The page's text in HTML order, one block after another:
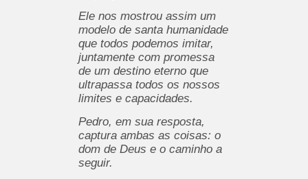
Ele nos mostrou assim um
modelo de santa humanidade
que todos podemos imitar,
juntamente com promessa
de um destino eterno que
ultrapassa todos os nossos
limites e capacidades.
Pedro, em sua resposta,
captura ambas as coisas: o
dom de Deus e o caminho a
seguir.